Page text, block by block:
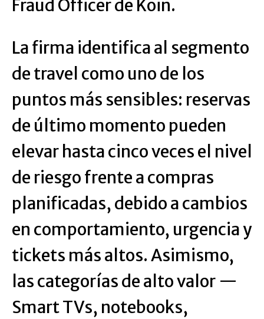
Fraud Officer de Koin.
La firma identifica al segmento
de travel como uno de los
puntos más sensibles: reservas
de último momento pueden
elevar hasta cinco veces el nivel
de riesgo frente a compras
planificadas, debido a cambios
en comportamiento, urgencia y
tickets más altos. Asimismo,
las categorías de alto valor —
Smart TVs, notebooks,